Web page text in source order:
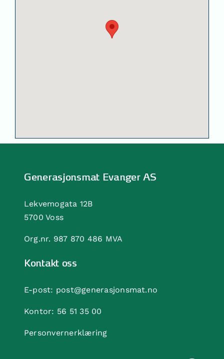
Generasjonsmat Evanger AS
Lekvemogata 12B
5700 Voss
Org.nr. 987 870 486 MVA
Kontakt oss
E-post: post@generasjonsmat.no
Kontor: 56 51 35 00
Personvernerklæring